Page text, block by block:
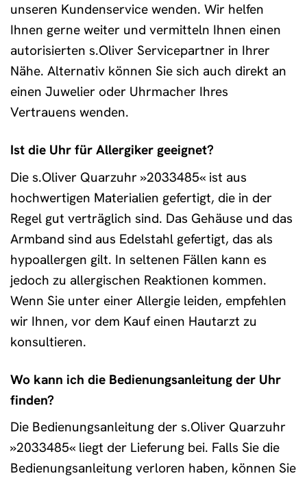
unseren Kundenservice wenden. Wir helfen
Ihnen gerne weiter und vermitteln Ihnen einen
autorisierten s.Oliver Servicepartner in Ihrer
Nähe. Alternativ können Sie sich auch direkt an
einen Juwelier oder Uhrmacher Ihres
Vertrauens wenden.
Ist die Uhr für Allergiker geeignet?
Die s.Oliver Quarzuhr »2033485« ist aus
hochwertigen Materialien gefertigt, die in der
Regel gut verträglich sind. Das Gehäuse und das
Armband sind aus Edelstahl gefertigt, das als
hypoallergen gilt. In seltenen Fällen kann es
jedoch zu allergischen Reaktionen kommen.
Wenn Sie unter einer Allergie leiden, empfehlen
wir Ihnen, vor dem Kauf einen Hautarzt zu
konsultieren.
Wo kann ich die Bedienungsanleitung der Uhr
finden?
Die Bedienungsanleitung der s.Oliver Quarzuhr
»2033485« liegt der Lieferung bei. Falls Sie die
Bedienungsanleitung verloren haben, können Sie